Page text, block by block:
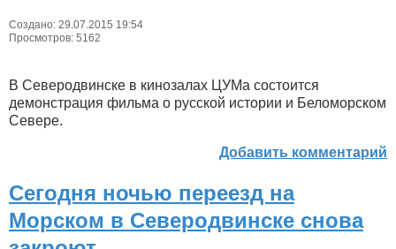
Создано: 29.07.2015 19:54
Просмотров: 5162
В Северодвинске в кинозалах ЦУМа состоится
демонстрация фильма о русской истории и Беломорском
Севере.
Добавить комментарий
Сегодня ночью переезд на
Морском в Северодвинске снова